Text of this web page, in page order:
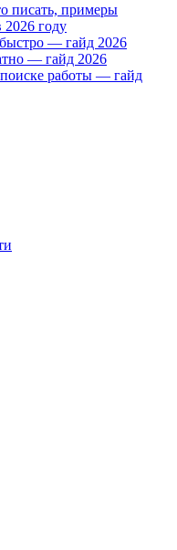
писать, примеры
2026 году
— гайд 2026
— гайд 2026
работы — гайд